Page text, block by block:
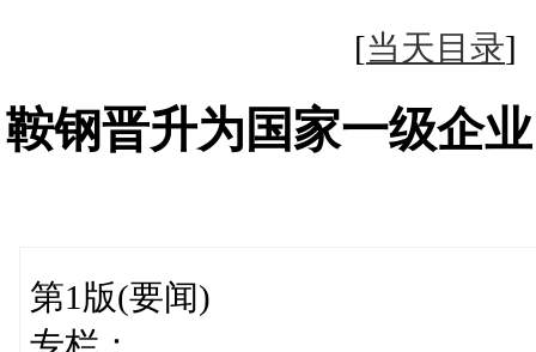
[当天目录
鞍钢晋升为国家一级企
第1版(要闻)